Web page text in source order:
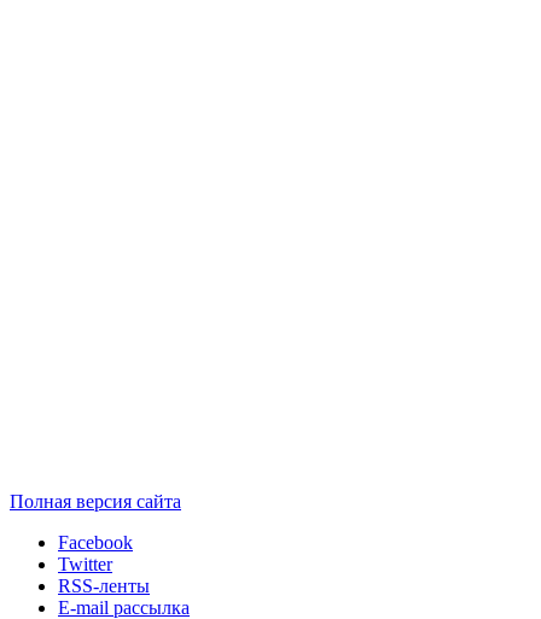
Полная версия сайта
Facebook
Twitter
RSS-ленты
E-mail рассылка